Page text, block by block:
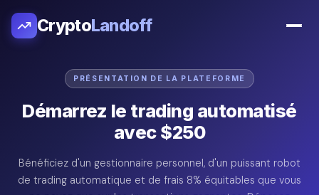
CryptoLandoff
PRÉSENTATION DE LA PLATEFORME
Démarrez le trading automatisé
avec $250
Bénéficiez d'un gestionnaire personnel, d'un puissant robot
de trading automatique et de frais 8% équitables que vous